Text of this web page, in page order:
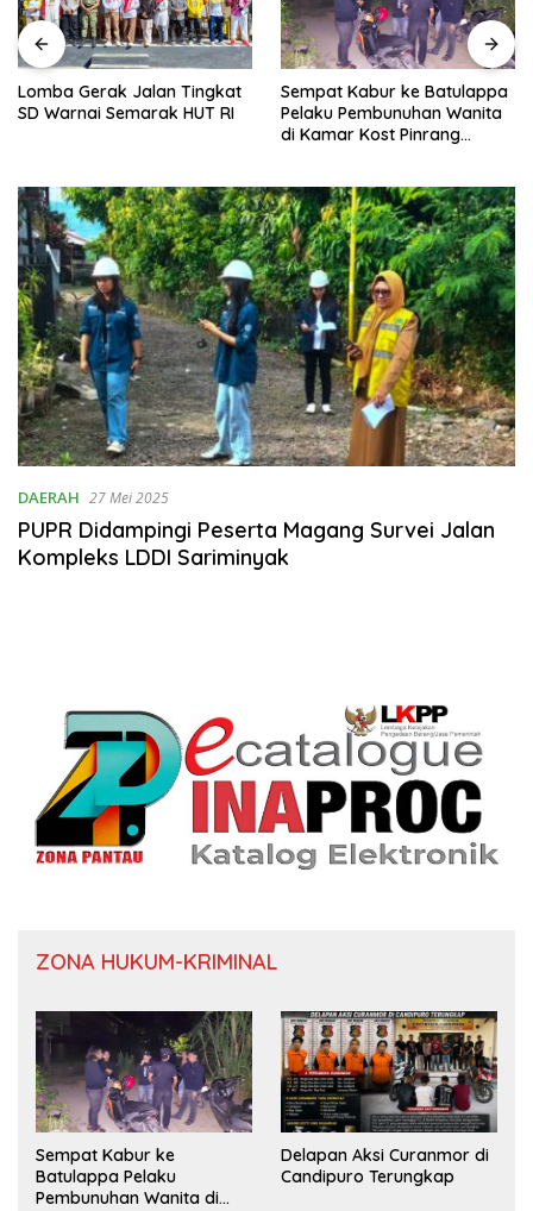
Sempat Kabur ke Batulappa
Pelaku Pembunuhan Wanita
P3K Parepare Diancam
Dengan Surat Pernyataan
Lulus Mengaji
DAERAH 27 Mei 2025
PUPR Didampingi Peserta Magang Survei Jalan
Kompleks LDDI Sariminyak
ZONA HUKUM-KRIMINAL
Sempat Kabur ke
Batulappa Pelaku
Pembunuhan Wanita di
Delapan Aksi Curanmor di
Candipuro Terungkap